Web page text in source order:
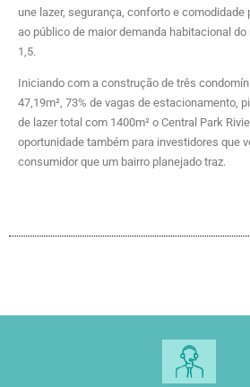
une lazer, segurança, conforto e comodidade
ao público de maior demanda habitacional
1,5.
Iniciando com a construção de três
47,19m², 73% de vagas de estacionamento,
de lazer total com 1400m² o Central Park
oportunidade também para investidores que
consumidor que um bairro planejado traz.